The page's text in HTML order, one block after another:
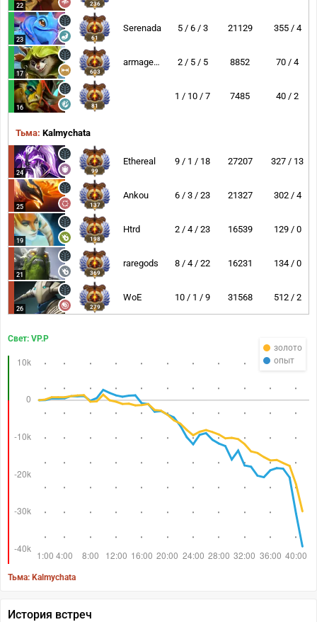
22 236
23 61
Serenada 5 / 6 / 3 21129 355 / 4
17 603
armageddon 2 / 5 / 5 8852 70 / 4
16 81
1 / 10 / 7 7485 40 / 2
Тьма: Kalmychata
24 99
Ethereal 9 / 1 / 18 27207 327 / 13
25 137
Ankou 6 / 3 / 23 21327 302 / 4
19 198
Htrd 2 / 4 / 23 16539 129 / 0
21 369
raregods 8 / 4 / 22 16231 134 / 0
26 279
WoE 10 / 1 / 9 31568 512 / 2
золото
опыт
Свет: VP.P
Тьма: Kalmychata
История встреч